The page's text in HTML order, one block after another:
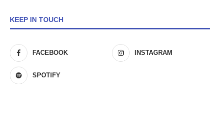
KEEP IN TOUCH
FACEBOOK INSTAGRAM
SPOTIFY